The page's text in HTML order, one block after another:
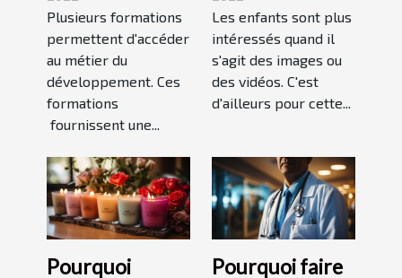
développement
durable ?
Plusieurs formations
permettent d'accéder
au métier du
développement. Ces
formations
fournissent une...
Les enfants sont plus
intéressés quand il
s'agit des images ou
des vidéos. C'est
d'ailleurs pour cette...
Pourquoi
Pourquoi faire